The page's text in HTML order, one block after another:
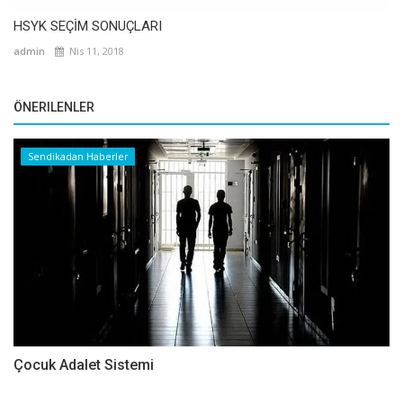
HSYK SEÇİM SONUÇLARI
admin Nis 11, 2018
ÖNERILENLER
Sendikadan Haberler
Çocuk Adalet Sistemi